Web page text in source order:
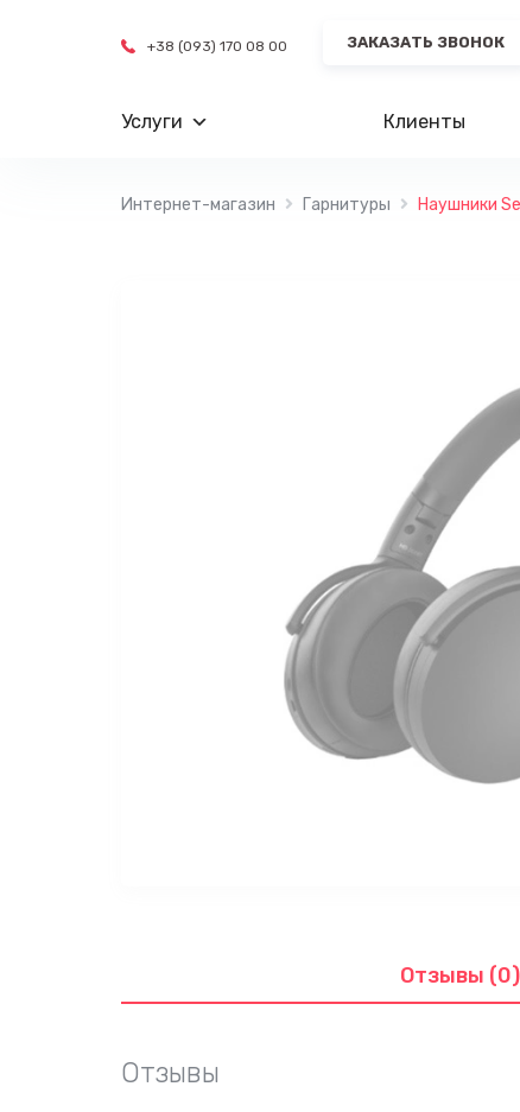
+38 (093) 170 08 00 ЗАКАЗАТЬ ЗВОНОК
Услуги Клиенты
Интернет-магазин Гарнитуры Наушники
Отзывы (0)
Отзывы